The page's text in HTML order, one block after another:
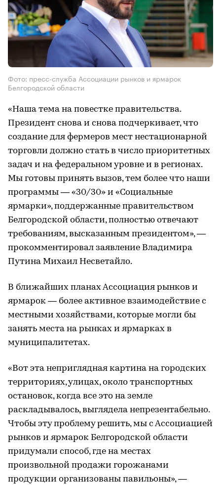
Фото: пресс-служба Ассоциации рынков и ярмарок
Белгородской области
«Наша тема на повестке правительства.
Президент снова и снова подчеркивает, что
создание для фермеров мест нестационарной
торговли должно стать в число приоритетных
задач и на федеральном уровне и в регионах.
Мы готовы принять вызов, тем более что наши
программы — «30/30» и «Социальные
ярмарки», поддержанные правительством
Белгородской области, полностью отвечают
требованиям, высказанным президентом», —
прокомментировал заявление Владимира
Путина Михаил Несветайло.
В ближайших планах Ассоциация рынков и
ярмарок — более активное взаимодействие с
местными хозяйствами, которые могли бы
занять места на рынках и ярмарках в
муниципалитетах.
«Вот эта неприглядная картина на городских
территориях, улицах, около транспортных
остановок, когда все это на земле
раскладывалось, выглядела непрезентабельно.
Чтобы эту проблему решить, мы с Ассоциацией
рынков и ярмарок Белгородской области
придумали способ, где на местах
произвольной продажи горожанами
продукции организованы павильоны», —